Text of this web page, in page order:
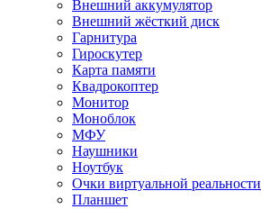
Внешний аккумулятор
Внешний жёсткий диск
Гарнитура
Гироскутер
Карта памяти
Квадрокоптер
Монитор
Моноблок
МФУ
Наушники
Ноутбук
Очки виртуальной реальности
Планшет